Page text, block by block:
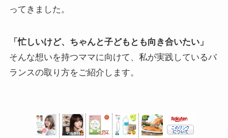
ってきました。
「忙しいけど、ちゃんと子どもとも向き合いたい」
そんな想いを持つママに向けて、私が実践しているバ
ランスの取り方をご紹介します。